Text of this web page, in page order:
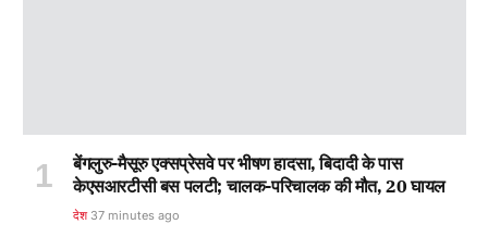
बेंगलुरु-मैसूरु एक्सप्रेसवे पर भीषण हादसा, बिदादी के पास
केएसआरटीसी बस पलटी; चालक-परिचालक की मौत, 20 घायल
देश 37 minutes ago